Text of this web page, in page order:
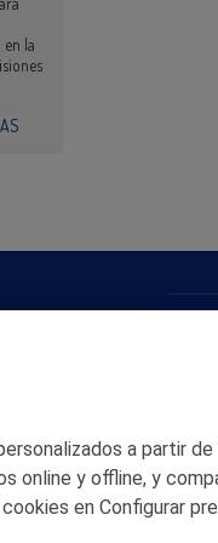
la
a partir
online y offline, y
en Configurar